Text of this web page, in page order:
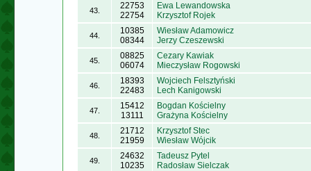
43.
22753
22754
Ewa Lewandowska
Krzysztof Rojek
44.
10385
08344
Wiesław Adamowicz
Jerzy Czeszewski
45.
08825
06074
Cezary Kawiak
Mieczysław Rogowski
46.
18393
22483
Wojciech Felsztyński
Lech Kanigowski
47.
15412
13111
Bogdan Kościelny
Grażyna Kościelny
48.
21712
21959
Krzysztof Stec
Wiesław Wójcik
49.
24632
10235
Tadeusz Pytel
Radosław Sielczak